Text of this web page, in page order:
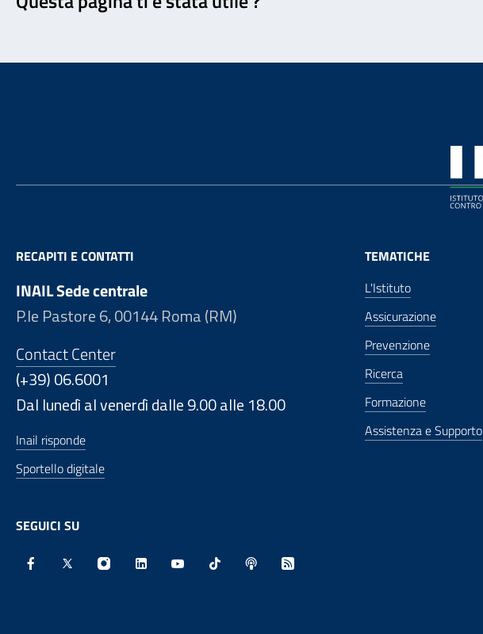
RECAPITI E CONTATTI
INAIL Sede centrale
P.le Pastore 6, 00144 Roma (RM)
Contact Center
(+39) 06.6001
Dal lunedì al venerdì dalle 9.00 alle 18.00
Inail risponde
Sportello digitale
SEGUICI SU
TEMATICHE
L'Istituto
Assicurazione
Prevenzione
Ricerca
Formazione
Assistenza e Supporto